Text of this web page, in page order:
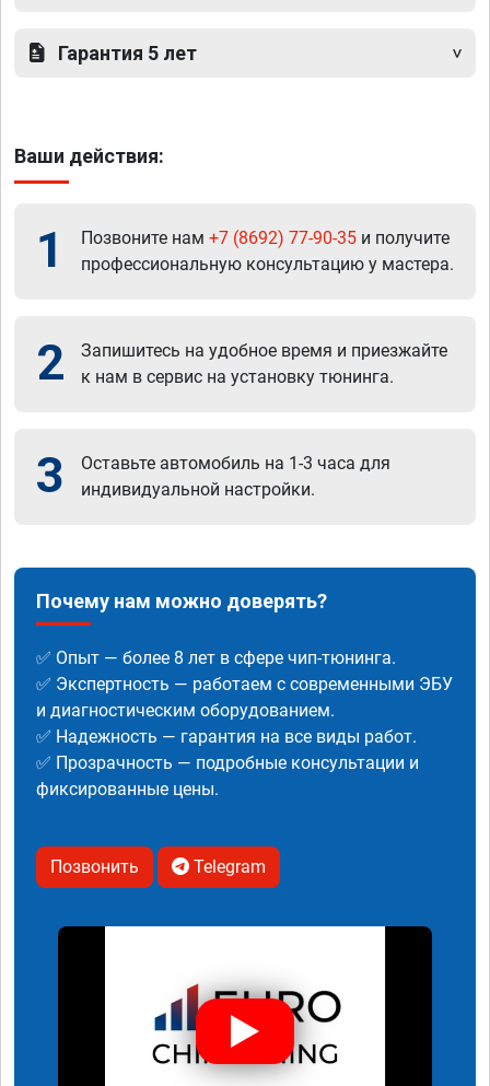
Гарантия 5 лет
Ваши действия:
1 Позвоните нам +7 (8692) 77-90-35 и получите
профессиональную консультацию у мастера.
2
Запишитесь на удобное время и приезжайте
к нам в сервис на установку тюнинга.
3
Оставьте автомобиль на 1-3 часа для
индивидуальной настройки.
Почему нам можно доверять?
✅ Опыт — более 8 лет в сфере чип-тюнинга.
✅ Экспертность — работаем с современными ЭБУ
и диагностическим оборудованием.
✅ Надежность — гарантия на все виды работ.
✅ Прозрачность — подробные консультации и
фиксированные цены.
Позвонить Telegram